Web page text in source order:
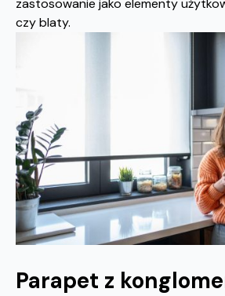
zastosowanie jako elementy
czy blaty.
Parapet z